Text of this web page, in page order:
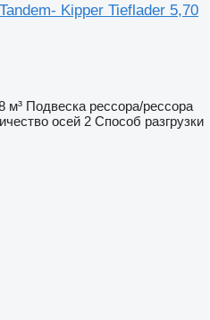
Kipper Tieflader 5,70
м³ Подвеска рессора/рессора
осей 2 Способ разгрузки